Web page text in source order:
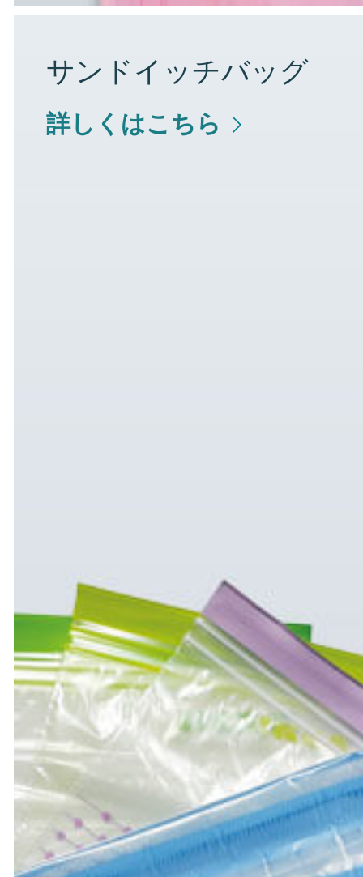
サンドイッチバッグ
詳しくはこちら